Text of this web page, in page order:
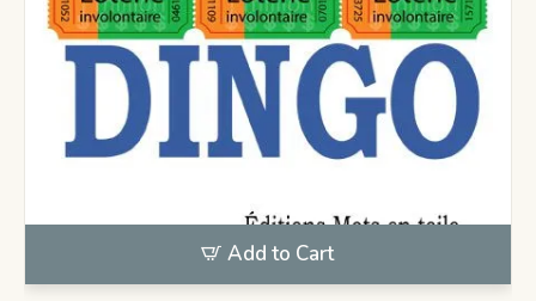
Add to Cart